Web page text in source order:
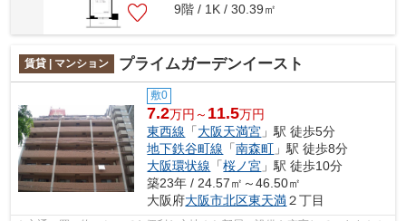
9階 / 1K / 30.39㎡
賃貸 | マンション プライムガーデンイースト
敷0
7.2万円～ 11.5万円
東西線 「大阪天満宮 」駅 徒歩5分
地下鉄谷町線 「南森町 」駅 徒歩8分
大阪環状線 「桜ノ宮 」駅 徒歩10分
築23年 / 24.57㎡～46.50㎡
大阪府大阪市北区東天満２丁目